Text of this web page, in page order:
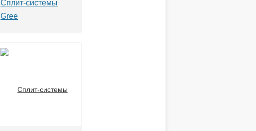
Сплит-системы
Gree